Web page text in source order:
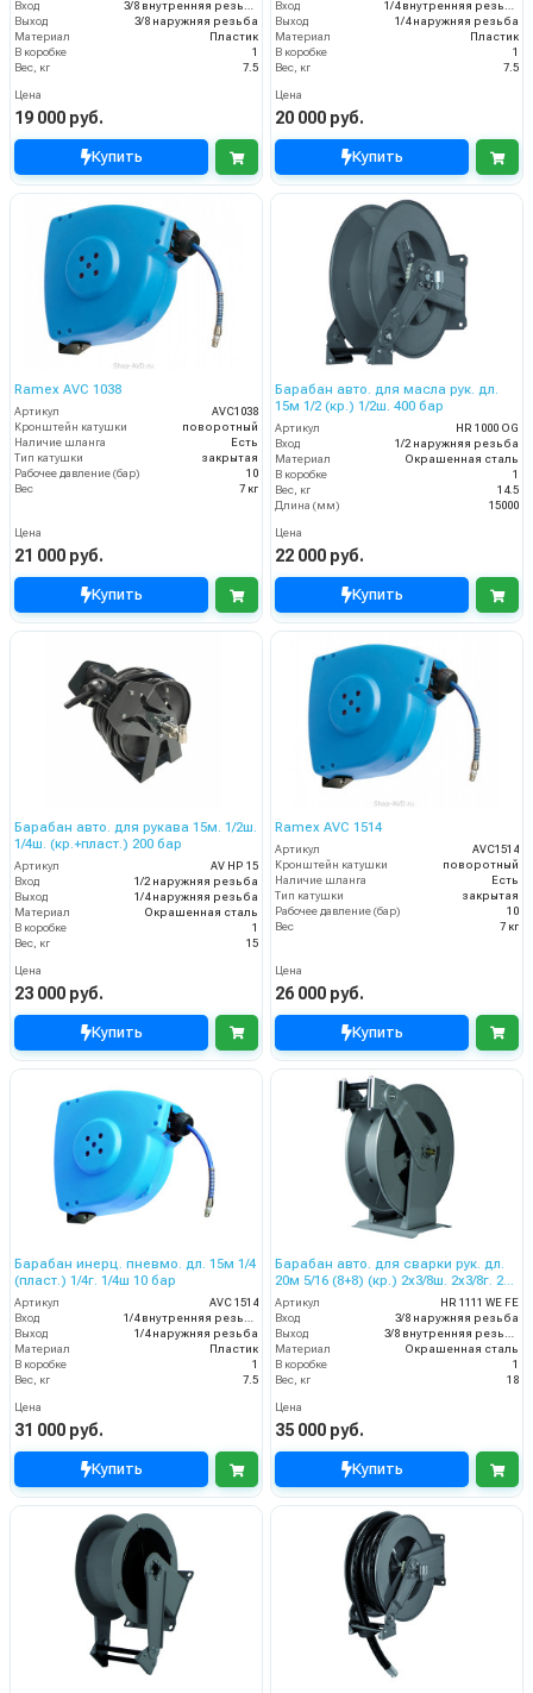
Вход
3/8 внутренняя резьба
Выход
3/8 наружняя резьба
Материал
Пластик
В коробке
1
Вес, кг
7.5
Цена
19 000 руб.
Купить
Вход
1/4 внутренняя резьба
Выход
1/4 наружняя резьба
Материал
Пластик
В коробке
1
Вес, кг
7.5
Цена
20 000 руб.
Купить
Ramex AVC 1038
Артикул
AVC1038
Кронштейн катушки
поворотный
Наличие шланга
Есть
Тип катушки
закрытая
Рабочее давление (бар)
10
Вес
7 кг
Цена
21 000 руб.
Купить
Барабан авто. для масла рук. дл.
15м 1/2 (кр.) 1/2ш. 400 бар
Артикул
HR 1000 OG
Вход
1/2 наружняя резьба
Материал
Окрашенная сталь
В коробке
1
Вес, кг
14.5
Длина (мм)
15000
Цена
22 000 руб.
Купить
Барабан авто. для рукава 15м. 1/2ш.
1/4ш. (кр.+пласт.) 200 бар
Артикул
AV HP 15
Вход
1/2 наружняя резьба
Выход
1/4 наружняя резьба
Материал
Окрашенная сталь
В коробке
1
Вес, кг
15
Цена
23 000 руб.
Купить
Ramex AVС 1514
Артикул
AVC1514
Кронштейн катушки
поворотный
Наличие шланга
Есть
Тип катушки
закрытая
Рабочее давление (бар)
10
Вес
7 кг
Цена
26 000 руб.
Купить
Барабан инерц. пневмо. дл. 15м 1/4
(пласт.) 1/4г. 1/4ш 10 бар
Артикул
AVC 1514
Вход
1/4 внутренняя резьба
Выход
1/4 наружняя резьба
Материал
Пластик
В коробке
1
Вес, кг
7.5
Цена
31 000 руб.
Купить
Барабан авто. для сварки рук. дл.
20м 5/16 (8+8) (кр.) 2x3/8ш. 2x3/8г. 20
бар
Артикул
HR 1111 WE FE
Вход
3/8 наружняя резьба
Выход
3/8 внутренняя резьба
Материал
Окрашенная сталь
В коробке
1
Вес, кг
18
Цена
35 000 руб.
Купить